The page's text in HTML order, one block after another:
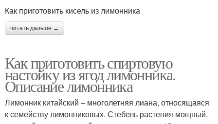
Как приготовить кисель из лимонника
читать дальше →
Как приготовить спиртовую
настойку из ягод лимонника.
Описание лимонника
Лимонник китайский – многолетняя лиана, относящаяся
к семейству лимонниковых. Стебель растения мощный,